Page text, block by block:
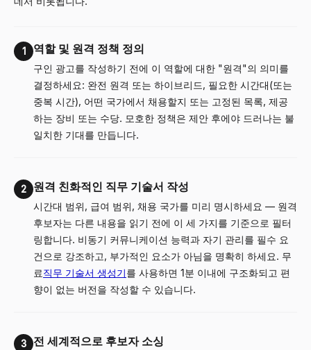
1 역할 및 원격 정책 정의
구인 광고를 작성하기 전에 이 역할에 대한 "원격"의 의미를
결정하세요: 완전 원격 또는 하이브리드, 필요한 시간대(또는
중복 시간), 어떤 국가에서 채용할지 또는 고정된 목록, 제공
하는 장비 또는 수당. 모호한 정책은 제안 후에야 드러나는 불
일치한 기대를 만듭니다.
2 원격 친화적인 직무 기술서 작성
시간대 범위, 급여 범위, 채용 국가를 미리 명시하세요 — 원격
후보자는 다른 내용을 읽기 전에 이 세 가지를 기준으로 필터
링합니다. 비동기 커뮤니케이션 능력과 자기 관리를 필수 요
건으로 강조하고, 부가적인 요소가 아님을 명확히 하세요. 무
료직무 기술서 생성기를 사용하면 1분 이내에 구조화되고 편
향이 없는 버전을 작성할 수 있습니다.
3 전 세계적으로 후보자 소싱